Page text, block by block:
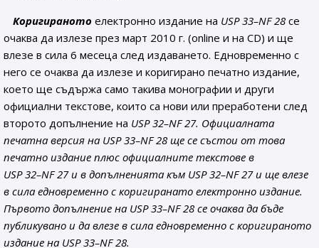
Коригиранотоелектронно издание на USP33–NF28 се
очаква да излезе през март 2010 г. (online и на CD) и ще
влезе в сила 6 месеца след издаването. Едновременно с
него се очаква да излезе и коригирано печатно издание,
което ще съдържа само такива монографии и други
официални текстове, които са нови или преработени след
второто допълнение на USP32–NF27. Официалната
печатна версия на USP33–NF28 ще се състои от това
печатно издание плюс официалните текстове в
USP32–NF27 и в допълненията към USP32–NF27 и ще влезе
в сила едновременно с коригиранато електронно издание.
Първото допълнение на USP33–NF28 се очаква да бъде
публикувано и да влезе в сила едновременно с коригираното
издание на USP33–NF28.